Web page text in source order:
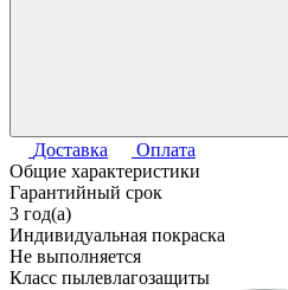
Доставка
Оплата
Общие характеристики
Гарантийный срок
3 год(а)
Индивидуальная покраска
Не выполняется
Класс пылевлагозащиты